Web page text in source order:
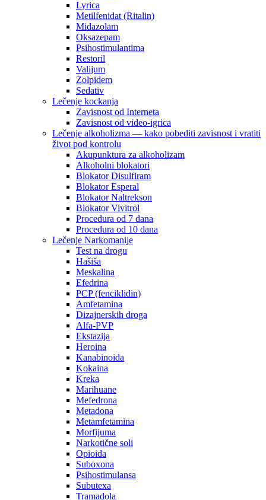
Lyrica
Metilfenidat (Ritalin)
Midazolam
Oksazepam
Psihostimulantima
Restoril
Valijum
Zolpidem
Sedativ
Lečenje kockanja
Zavisnost od Interneta
Zavisnost od video-igrica
Lečenje alkoholizma — kako pobediti zavisnost i vratiti
život pod kontrolu
Akupunktura za alkoholizam
Alkoholni blokatori
Blokator Disulfiram
Blokator Esperal
Blokator Naltrekson
Blokator Vivitrol
Procedura od 7 dana
Procedura od 10 dana
Lečenje Narkomanije
Test na drogu
Hašiša
Meskalina
Efedrina
PCP (fenciklidin)
Amfetamina
Dizajnerskih droga
Alfa-PVP
Ekstazija
Heroina
Kanabinoida
Kokaina
Kreka
Marihuane
Mefedrona
Metadona
Metamfetamina
Morfijuma
Narkotične soli
Opioida
Suboxona
Psihostimulansa
Subutexa
Tramadola